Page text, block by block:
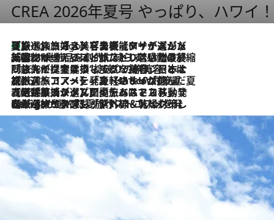
CREA 2026年夏号 やっぱり、ハワイ
2 Hours Ago
【厳選旅コスメ】「多機能アイテムがメイン！」旅好き美容エディターが選んだ夏旅ベストコスメを発表【Mサイズジップ】
2026.8.6
「荷物が増えるほど旅ストレスは増す」美容ジャーナリストがたどり着いた最終結論。“化粧品を劇的に減らす”感動の凝縮美容とは
2026.8.6
「旅先には金髪ウィッグを持参」日本と同じメイクでは損してる!? 美容ジャーナリストが提案する“掟破りの旅美容”とは
2026.8.6
【厳選旅コスメ】「身軽さ＆UV対策重視！」ヘアアーティストshucoが選んだ夏旅ベストコスメを発表【Mサイズジップ】
2026.8.5
【厳選旅コスメ】国内をあちこち移動する河井菜摘が選んだ夏旅ベストコスメ発表！「リラックスアイテムはマスト」【Mサイズジップ】
2026.8.4
【厳選旅コスメ】「紫外線＆乾燥対策しながらメイク感も！」ヘア＆メイクGeorgeが選んだ夏旅ベストコスメを発表！【Mサイズジップ】